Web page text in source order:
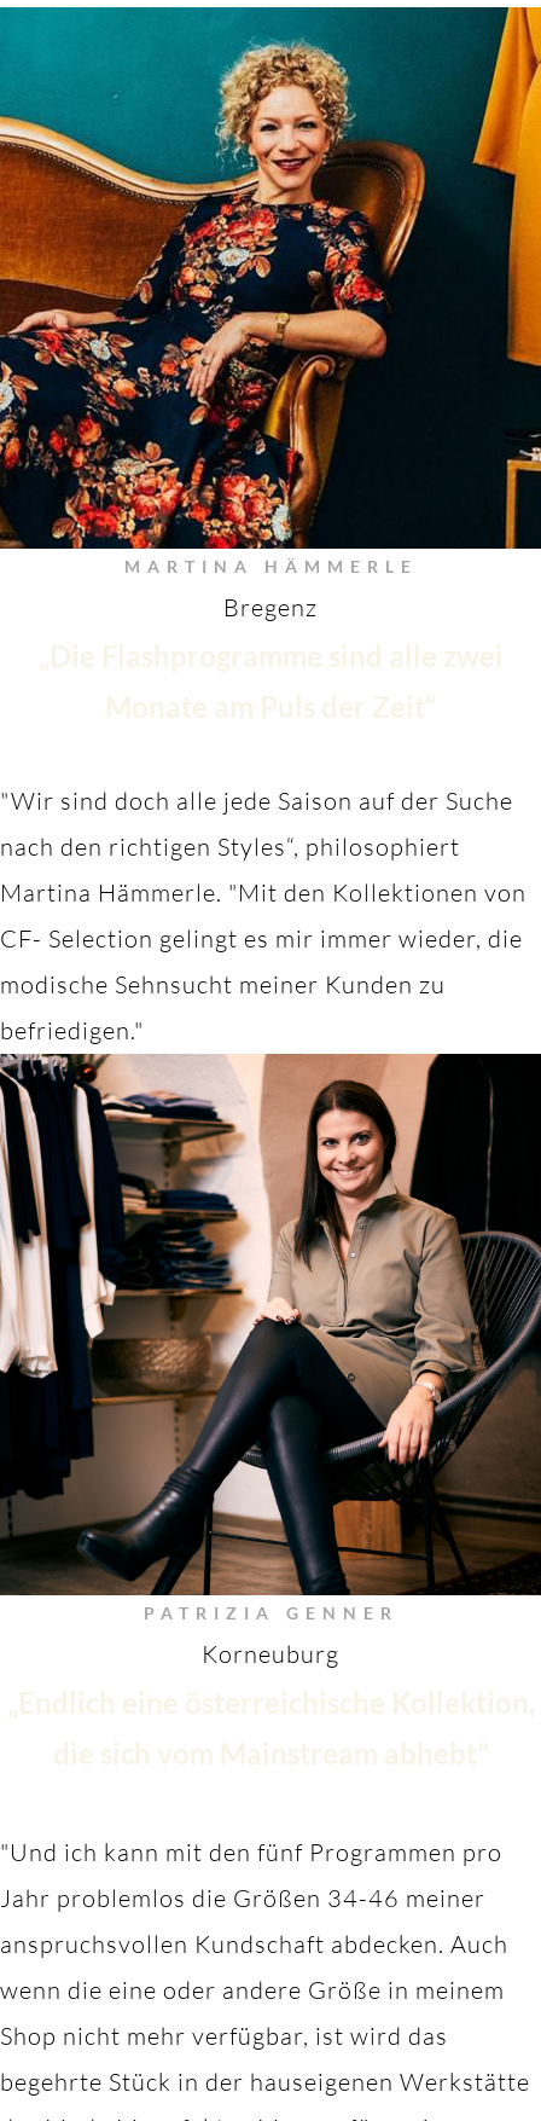
MARTINA HÄMMERLE
Bregenz
„Die Flashprogramme sind alle zwei
Monate am Puls der Zeit“
"Wir sind doch alle jede Saison auf der Suche
nach den richtigen Styles“, philosophiert
Martina Hämmerle. "Mit den Kollektionen von
CF- Selection gelingt es mir immer wieder, die
modische Sehnsucht meiner Kunden zu
befriedigen."
PATRIZIA GENNER
Korneuburg
„Endlich eine österreichische Kollektion,
die sich vom Mainstream abhebt"
"Und ich kann mit den fünf Programmen pro
Jahr problemlos die Größen 34-46 meiner
anspruchsvollen Kundschaft abdecken. Auch
wenn die eine oder andere Größe in meinem
Shop nicht mehr verfügbar, ist wird das
begehrte Stück in der hauseigenen Werkstätte